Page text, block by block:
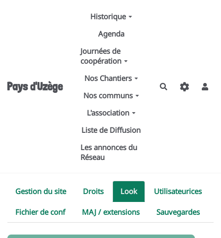
Aller au contenu principal
Pays d'Uzège
Historique
Agenda
Journées de
coopération
Nos Chantiers
Nos communs
L'association
Liste de Diffusion
Les annonces du
Réseau
Rechercher
Gestion du site Droits Look Utilisateurices
Fichier de conf MAJ / extensions Sauvegardes